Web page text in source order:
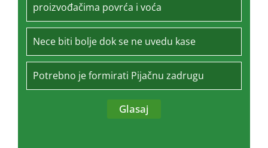
proizvođačima povrća i voća
Nece biti bolje dok se ne uvedu kase
Potrebno je formirati Pijačnu zadrugu